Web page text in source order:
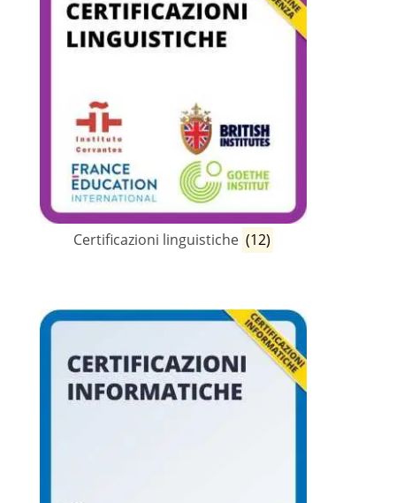
Certificazioni linguistiche (12)